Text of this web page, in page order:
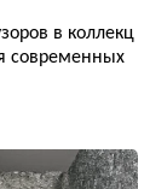
в коллекц
современных